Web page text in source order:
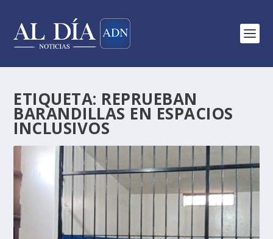
ETIQUETA: REPRUEBAN
BARANDILLAS EN ESPACIOS
INCLUSIVOS